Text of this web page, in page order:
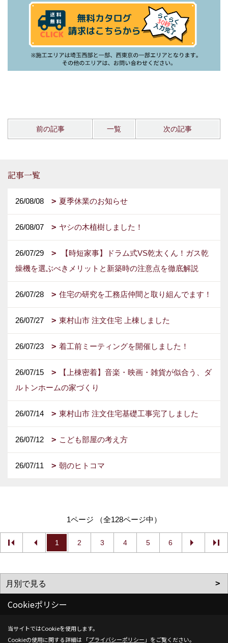
前の記事 一覧 次の記事
記事一覧
26/08/08 夏季休業のお知らせ
26/08/07 ヤシの木植樹しました！
26/07/29
【時短家事】ドラム式VS乾太くん！ガス乾
燥機を選ぶべきメリットと新築時の注意点を徹底解説
26/07/28 住宅の研究を工務店仲間と取り組んでます！
26/07/27 東村山市 注文住宅 上棟しました
26/07/23 着工前ミーティングを開催しました！
26/07/15
【上棟密着】音楽・映画・雑貨が似合う、ダ
ルトンホームの家づくり
26/07/14 東村山市 注文住宅基礎工事完了しました
26/07/12 こども部屋の考え方
26/07/11 朝のヒトコマ
1ページ （全128ページ中）
1 2 3 4 5 6
Cookieポリシー
当サイトではCookieを使用します。
Cookieの使用に関する詳細は 「プライバシーポリシー 」をご覧ください。